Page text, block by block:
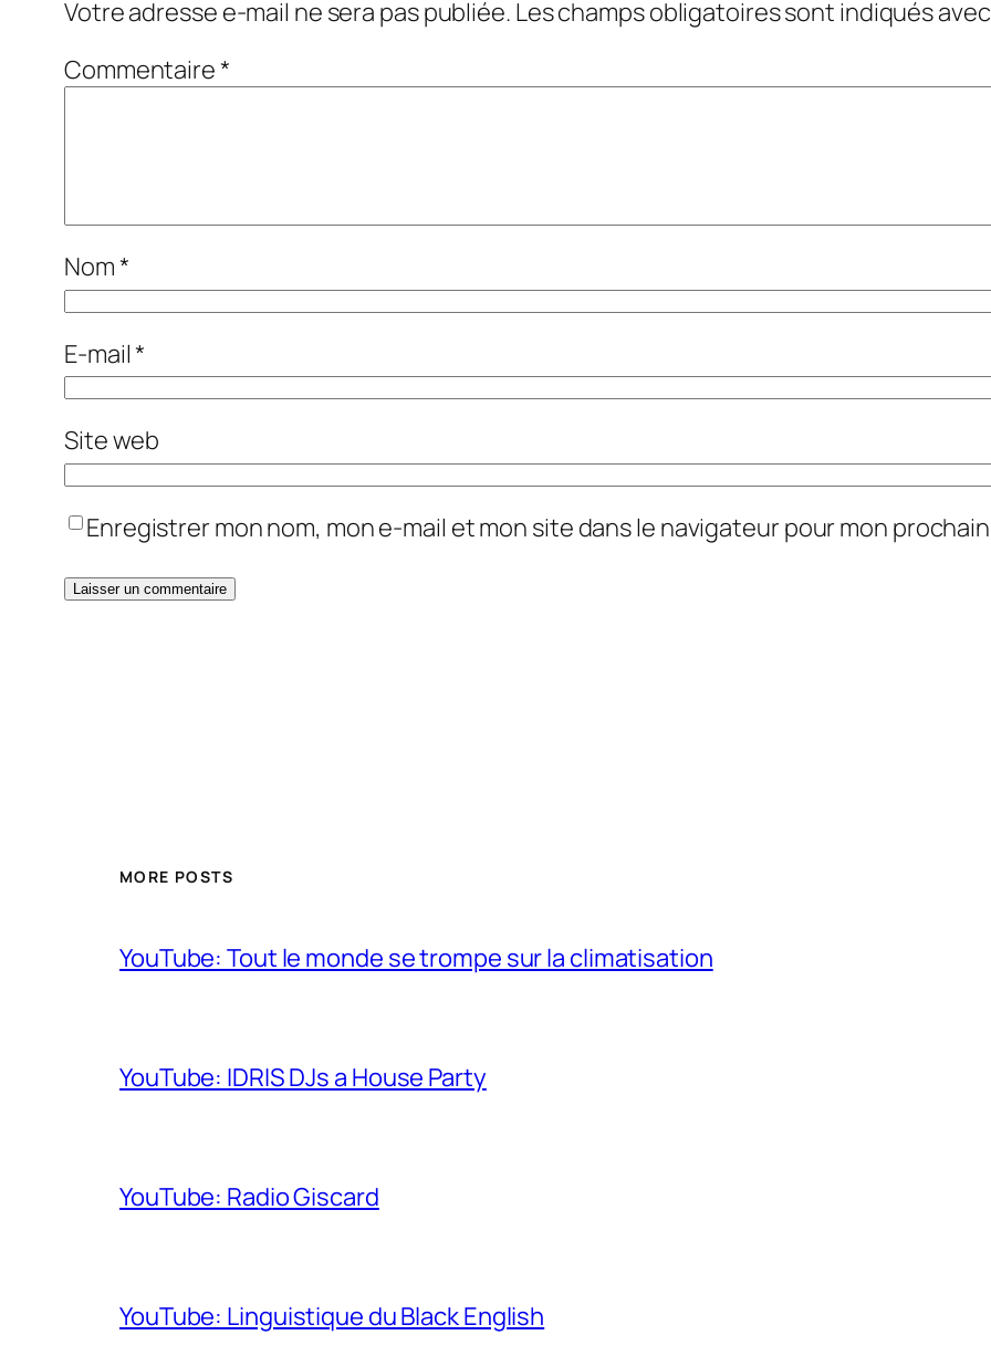
Votre adresse e-mail ne sera pas publiée. Les champs obligatoires sont indiqués
Commentaire*
Nom*
E-mail*
Site web
Enregistrer mon nom, mon e-mail et mon site dans le navigateur pour mon
MORE POSTS
YouTube: Tout le monde se trompe sur la climatisation
YouTube: IDRIS DJs a House Party
YouTube: Radio Giscard
YouTube: Linguistique du Black English